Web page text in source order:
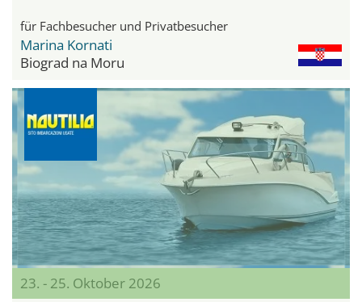
für Fachbesucher und Privatbesucher
Marina Kornati
Biograd na Moru
23. - 25. Oktober 2026